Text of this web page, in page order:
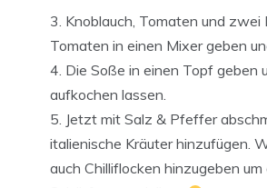
Knoblauch, Tomaten und
Tomaten in einen Mixer geben
Die Soße in einen Topf geben
aufkochen lassen.
Jetzt mit Salz & Pfeffer
italienische Kräuter hinzufügen.
auch Chilliflocken hinzugeben